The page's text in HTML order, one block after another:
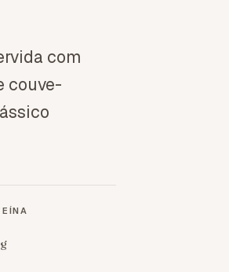
com
couve-
g